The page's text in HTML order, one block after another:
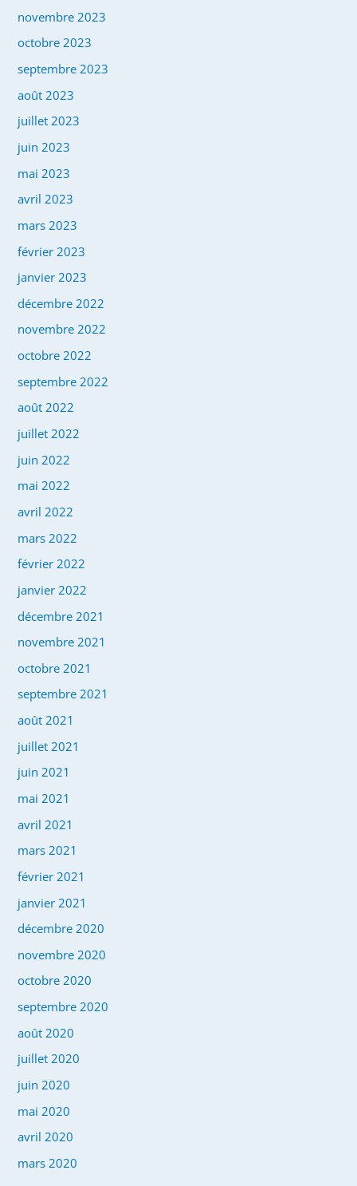
novembre 2023
octobre 2023
septembre 2023
août 2023
juillet 2023
juin 2023
mai 2023
avril 2023
mars 2023
février 2023
janvier 2023
décembre 2022
novembre 2022
octobre 2022
septembre 2022
août 2022
juillet 2022
juin 2022
mai 2022
avril 2022
mars 2022
février 2022
janvier 2022
décembre 2021
novembre 2021
octobre 2021
septembre 2021
août 2021
juillet 2021
juin 2021
mai 2021
avril 2021
mars 2021
février 2021
janvier 2021
décembre 2020
novembre 2020
octobre 2020
septembre 2020
août 2020
juillet 2020
juin 2020
mai 2020
avril 2020
mars 2020